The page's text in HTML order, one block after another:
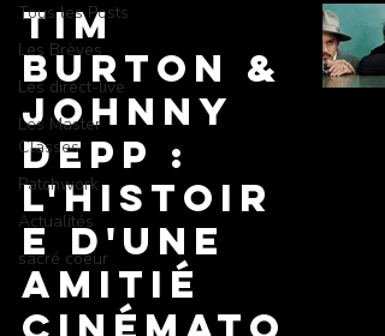
Tous les Posts
Les Brèves
Les direct-live
Les Master
Classes
Patchwork
Actualités
sacré coeur
Tim
Burton &
Johnny
Depp :
L'Histoir
e d'une
Amitié